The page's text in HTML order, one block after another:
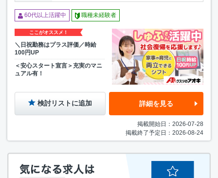
60代以上活躍中 職種未経験者
ここがオススメ！
＼日祝勤務はプラス評価／時給
100円UP
＜安心スタート宣言＞充実のマニ
ュアル有！
検討リストに追加 詳細を見る
掲載開始日：2026-07-28
掲載終了予定日：2026-08-24